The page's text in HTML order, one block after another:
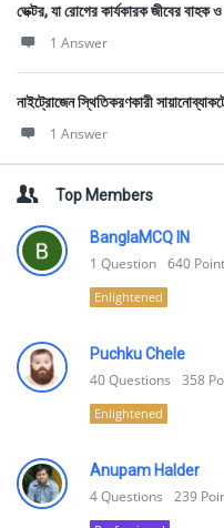
ভেক্টর, যা রোগের কার্যকারক জীবের বাহক
1 Answer
নাইট্রোজেন স্থিতিকরণকারী
1 Answer
Top Members
BanglaMCQ IN
1 Question 640
Enlightened
Puchku Chele
40Questions 358
Enlightened
Anupam Halder
4Questions 239